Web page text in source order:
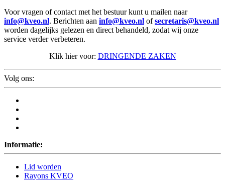
Voor vragen of contact met het bestuur kunt u mailen naar
info@kveo.nl. Berichten aan info@kveo.nl ofsecretaris@kveo.nl
worden dagelijks gelezen en direct behandeld, zodat wij onze
service verder verbeteren.
Klik hier voor: DRINGENDE ZAKEN
Volg ons:
Informatie:
Lid worden
Rayons KVEO